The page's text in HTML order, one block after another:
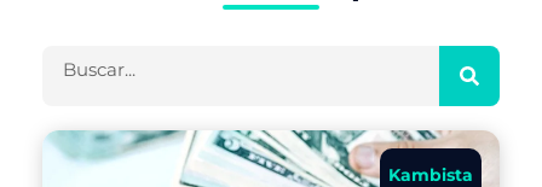
Kambista